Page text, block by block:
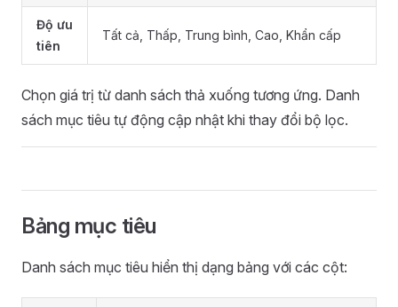
Độ ưu
tiên
Tất cả, Thấp, Trung bình, Cao, Khẩn cấp
Chọn giá trị từ danh sách thả xuống tương ứng. Danh
sách mục tiêu tự động cập nhật khi thay đổi bộ lọc.
Bảng mục tiêu
Danh sách mục tiêu hiển thị dạng bảng với các cột: